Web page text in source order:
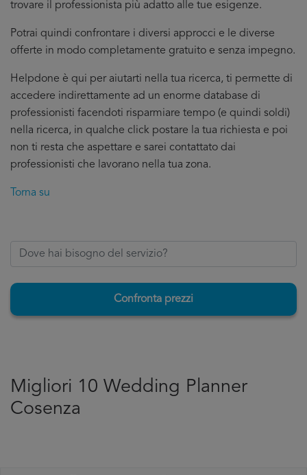
trovare il professionista più adatto alle tue esigenze.
Potrai quindi confrontare i diversi approcci e le diverse
offerte in modo completamente gratuito e senza impegno.
Helpdone è qui per aiutarti nella tua ricerca, ti permette di
accedere indirettamente ad un enorme database di
professionisti facendoti risparmiare tempo (e quindi soldi)
nella ricerca, in qualche click postare la tua richiesta e poi
non ti resta che aspettare e sarei contattato dai
professionisti che lavorano nella tua zona.
Torna su
Confronta prezzi
Migliori 10 Wedding Planner
Cosenza